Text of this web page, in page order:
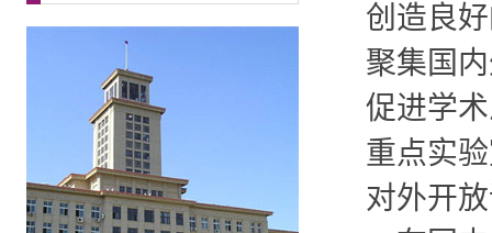
创造良
聚集国
促进学
重点实
对外开